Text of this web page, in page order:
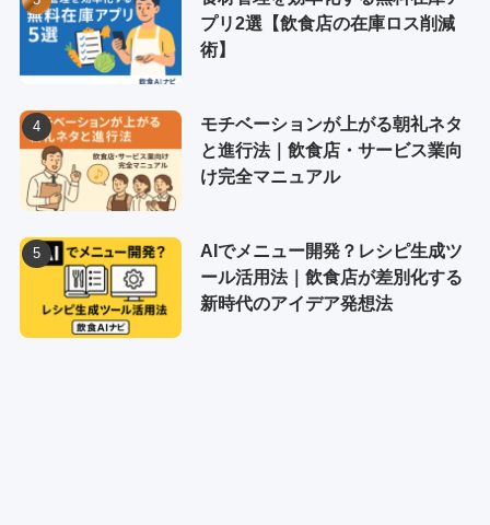
プリ2選【飲食店の在庫ロス削減
術】
モチベーションが上がる朝礼ネタ
と進行法｜飲食店・サービス業向
け完全マニュアル
AIでメニュー開発？レシピ生成ツ
ール活用法｜飲食店が差別化する
新時代のアイデア発想法